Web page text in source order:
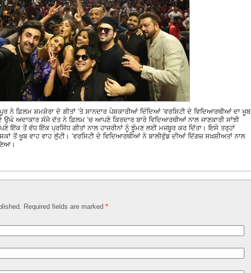
ਨੇ ਫ਼ਿਲਮ ਸ਼ਮਸ਼ੇਰਾ ਦੇ ਗੀਤਾਂ ’ਤੇ ਸ਼ਾਨਦਾਰ ਪੇਸ਼ਕਾਰੀਆਂ ਦਿੰਦਿਆਂ ’ਵਰਸਿਟੀ ਦੇ ਵਿਦਿਆਰਥੀਆਂ ਦਾ ਖੂਬ
ਅਦਾਕਾਰ ਸੰਜੇ ਦੱਤ ਨੇ ਫ਼ਿਲਮ ’ਚ ਆਪਣੇ ਕਿਰਦਾਰ ਬਾਰੇ ਵਿਦਿਆਰਥੀਆਂ ਨਾਲ ਜਾਣਕਾਰੀ ਸਾਂਝੀ
ਇੱਕ ਤੋਂ ਵੱਧ ਇੱਕ ਪ੍ਰਸਿੱਧ ਗੀਤਾਂ ਨਾਲ ਹਾਜ਼ਰੀਨਾਂ ਨੂੰ ਝੂੰਮਣ ਲਈ ਮਜ਼ਬੂਰ ਕਰ ਦਿੱਤਾ। ਇਸੇ ਤਰ੍ਹਾਂ
ਤੋਂ ਖੂਬ ਵਾਹ ਵਾਹ ਲੁੱਟੀ। ’ਵਰਸਿਟੀ ਦੇ ਵਿਦਿਆਰਥੀਆਂ ਨੇ ਬਾਲੀਵੁੱਡ ਦੀਆਂ ਦਿੱਗਜ਼ ਸਖ਼ਸ਼ੀਅਤਾਂ ਨਾਲ
Required fields are marked *